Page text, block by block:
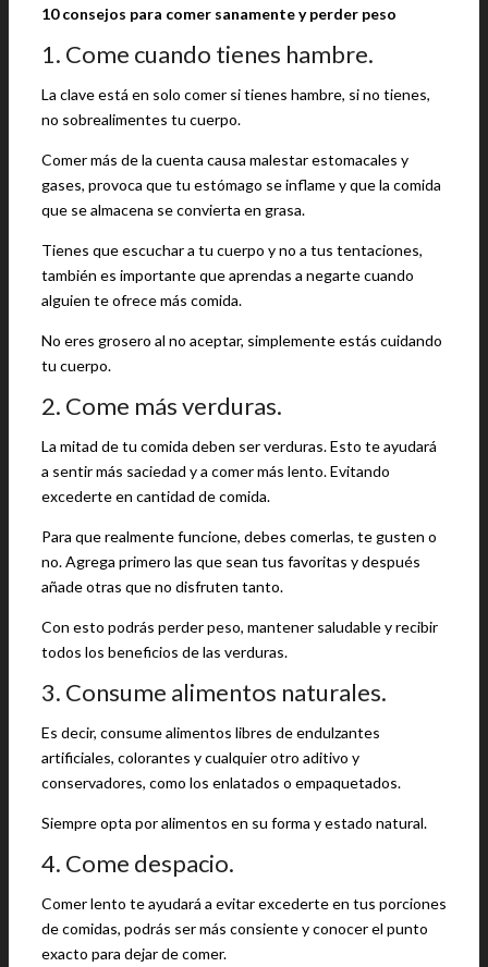
10 consejos para comer sanamente y perder peso
1. Come cuando tienes hambre.
La clave está en solo comer si tienes hambre, si no tienes,
no sobrealimentes tu cuerpo.
Comer más de la cuenta causa malestar estomacales y
gases, provoca que tu estómago se inflame y que la comida
que se almacena se convierta en grasa.
Tienes que escuchar a tu cuerpo y no a tus tentaciones,
también es importante que aprendas a negarte cuando
alguien te ofrece más comida.
No eres grosero al no aceptar, simplemente estás cuidando
tu cuerpo.
2. Come más verduras.
La mitad de tu comida deben ser verduras. Esto te ayudará
a sentir más saciedad y a comer más lento. Evitando
excederte en cantidad de comida.
Para que realmente funcione, debes comerlas, te gusten o
no. Agrega primero las que sean tus favoritas y después
añade otras que no disfruten tanto.
Con esto podrás perder peso, mantener saludable y recibir
todos los beneficios de las verduras.
3. Consume alimentos naturales.
Es decir, consume alimentos libres de endulzantes
artificiales, colorantes y cualquier otro aditivo y
conservadores, como los enlatados o empaquetados.
Siempre opta por alimentos en su forma y estado natural.
4. Come despacio.
Comer lento te ayudará a evitar excederte en tus porciones
de comidas, podrás ser más consiente y conocer el punto
exacto para dejar de comer.